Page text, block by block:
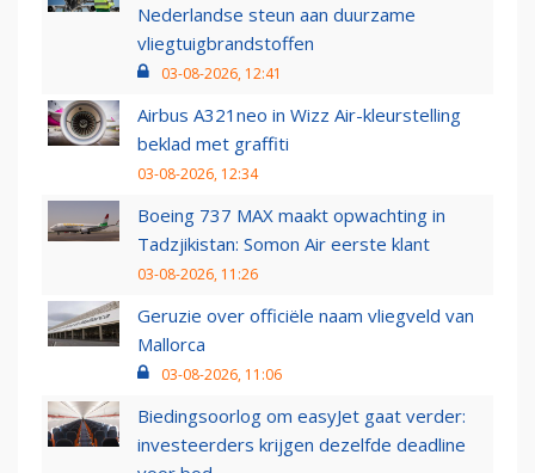
Nederlandse steun aan duurzame
vliegtuigbrandstoffen
03-08-2026, 12:41
Airbus A321neo in Wizz Air-kleurstelling
beklad met graffiti
03-08-2026, 12:34
Boeing 737 MAX maakt opwachting in
Tadzjikistan: Somon Air eerste klant
03-08-2026, 11:26
Geruzie over officiële naam vliegveld van
Mallorca
03-08-2026, 11:06
Biedingsoorlog om easyJet gaat verder:
investeerders krijgen dezelfde deadline